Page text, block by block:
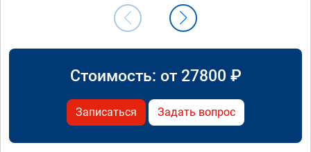
Стоимость: от 27800 ₽
Записаться Задать вопрос